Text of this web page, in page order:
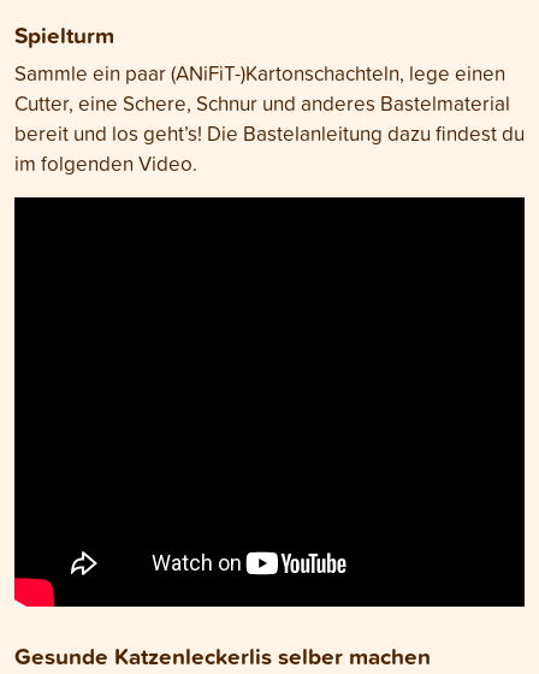
Spielturm
Sammle ein paar (ANiFiT-)Kartonschachteln, lege einen
Cutter, eine Schere, Schnur und anderes Bastelmaterial
bereit und los geht’s! Die Bastelanleitung dazu findest du
im folgenden Video.
Gesunde Katzenleckerlis selber machen